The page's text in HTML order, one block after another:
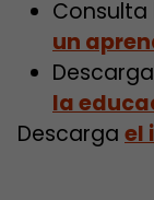
un
la
Descarga el